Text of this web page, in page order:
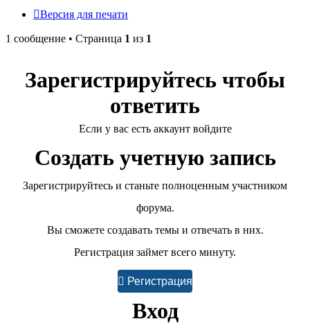
Версия для печати
1 сообщение • Страница 1 из 1
Зарегистрируйтесь чтобы
ответить
Если у вас есть аккаунт войдите
Создать учетную запись
Зарегистрируйтесь и станьте полноценным участником
форума.
Вы сможете создавать темы и отвечать в них.
Регистрация займет всего минуту.
Регистрация
Вход